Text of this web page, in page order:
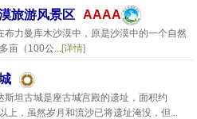
旅游风景区 AAAA
布力曼库木沙漠中，原是沙漠中的一个自然
亩（100公...[详情]
斯坦古城是座古城宫殿的遗址，面积约
上，虽然岁月和流沙已将遗址淹没，但...